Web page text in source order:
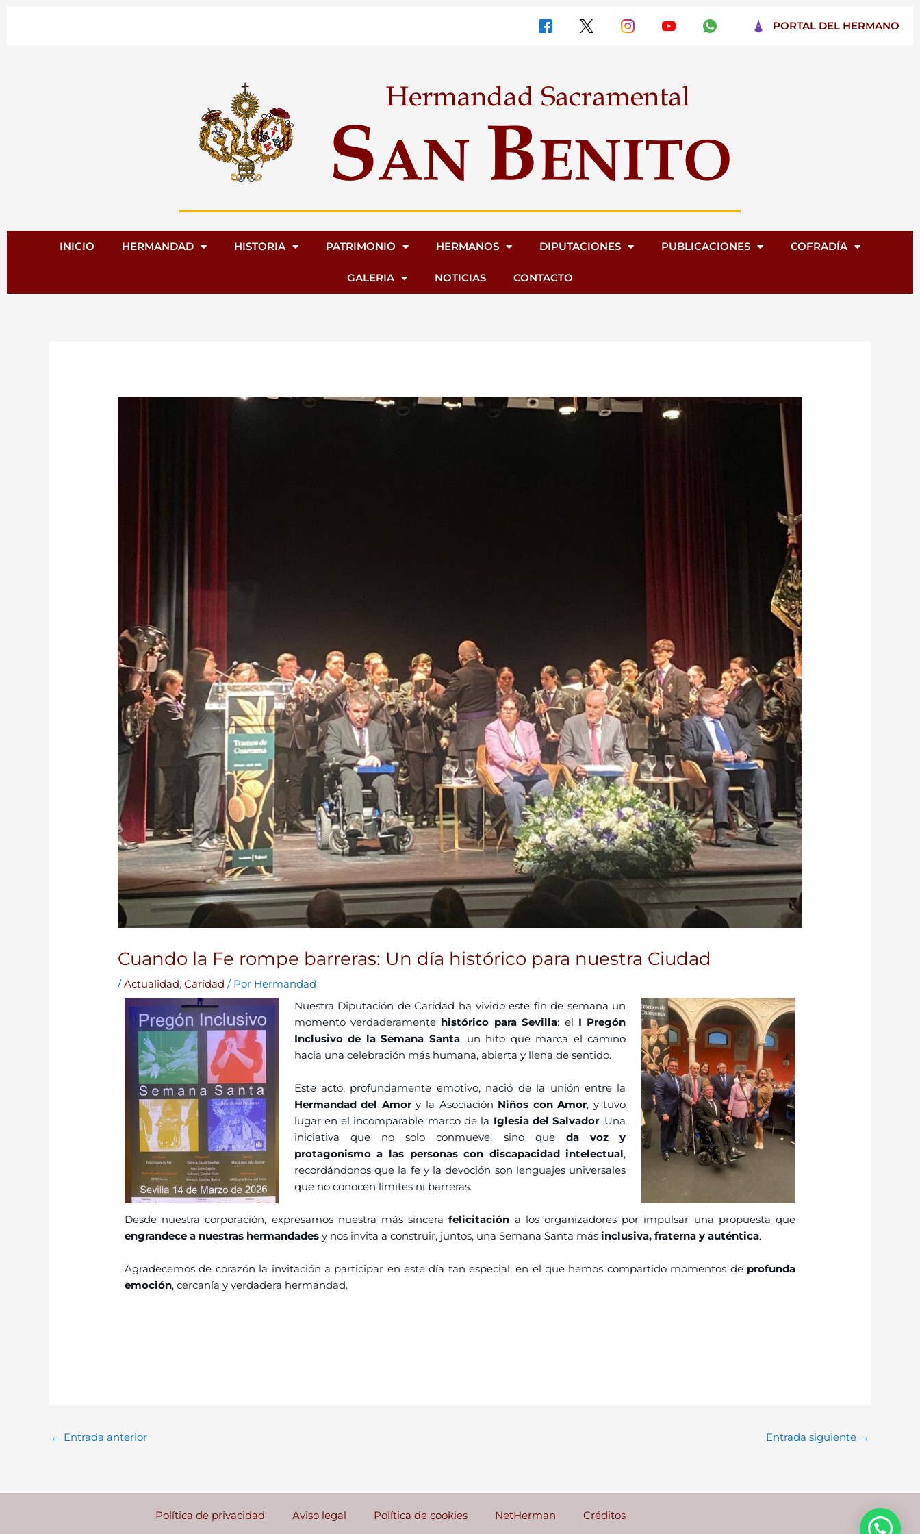
PORTAL DEL HERMANO
INICIO HERMANDAD HISTORIA PATRIMONIO HERMANOS DIPUTACIONES PUBLICACIONES COFRADÍA
GALERIA NOTICIAS CONTACTO
Cuando la Fe rompe barreras: Un día histórico para nuestra Ciudad
/Actualidad,Caridad / Por Hermandad
Nuestra Diputación de Caridad ha vivido este fin de semana un
momento verdaderamente histórico para Sevilla: el I Pregón
Inclusivo de la Semana Santa, un hito que marca el camino
hacia una celebración más humana, abierta y llena de sentido.
Este acto, profundamente emotivo, nació de la unión entre la
Hermandad del Amory la Asociación Niños con Amor, y tuvo
lugar en el incomparable marco de la Iglesia del Salvador. Una
iniciativa que no solo conmueve, sino queda voz y
protagonismo a las personas con discapacidad intelectual,
recordándonos que la fe y la devoción son lenguajes universales
que no conocen límites ni barreras.
Desde nuestra corporación, expresamos nuestra más sincerafelicitación a los organizadores por impulsar una propuesta que
engrandece a nuestras hermandades y nos invita a construir, juntos, una Semana Santa másinclusiva, fraterna y auténtica.
Agradecemos de corazón la invitación a participar en este día tan especial, en el que hemos compartido momentos de profunda
emoción, cercanía y verdadera hermandad.
← Entrada anterior Entrada siguiente →
Política de privacidad Aviso legal Política de cookies NetHerman Créditos